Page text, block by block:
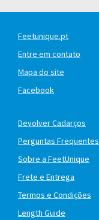
Feetunique.pt
Entre em contato
Mapa do site
Facebook
Devolver Cadarços
Perguntas Frequentes
Sobre a FeetUnique
Frete e Entrega
Termos e Condições
Length Guide